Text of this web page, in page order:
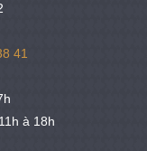
41
à 18h